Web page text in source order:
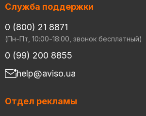
Служба поддержки
0 (800) 21 8871
(Пн-Пт, 10:00-18:00, звонок бесплатный)
0 (99) 200 8855
help@aviso.ua
Отдел рекламы